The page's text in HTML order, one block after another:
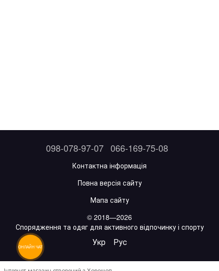
098-078-97-07 066-169-75-08
Контактна інформація
Повна версія сайту
Мапа сайту
© 2018—2026
Спорядження та одяг для активного відпочинку і спорту
Укр Рус
ОНЛАЙН ЧАТ